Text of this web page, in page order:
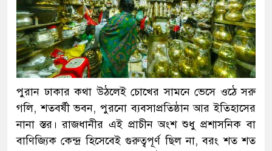
পুরান ঢাকার কথা উঠলেই চোখের সামনে ভেসে ওঠে সরু
গলি, শতবর্ষী ভবন, পুরনো ব্যবসাপ্রতিষ্ঠান আর ইতিহাসের
নানা স্তর। রাজধানীর এই প্রাচীন অংশ শুধু প্রশাসনিক বা
বাণিজ্যিক কেন্দ্র হিসেবেই গুরুত্বপূর্ণ ছিল না, বরং শত শত